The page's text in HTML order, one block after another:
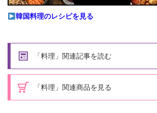
韓国料理のレシピを見る
「料理」関連記事を読む
「料理」関連商品を見る